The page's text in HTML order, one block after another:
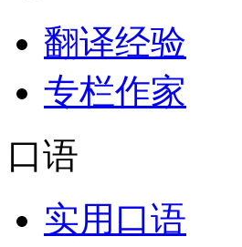
翻译经验
专栏作家
口语
实用口语